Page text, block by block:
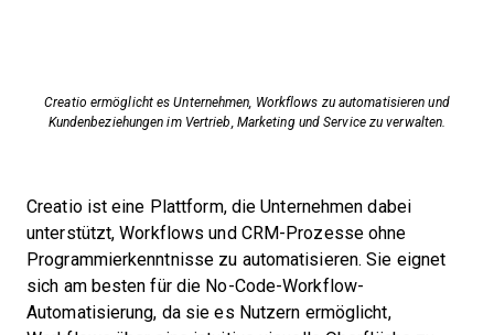
Creatio ermöglicht es Unternehmen, Workflows zu automatisieren und
Kundenbeziehungen im Vertrieb, Marketing und Service zu verwalten.
Creatio ist eine Plattform, die Unternehmen dabei
unterstützt, Workflows und CRM-Prozesse ohne
Programmierkenntnisse zu automatisieren. Sie eignet
sich am besten für die No-Code-Workflow-
Automatisierung, da sie es Nutzern ermöglicht,